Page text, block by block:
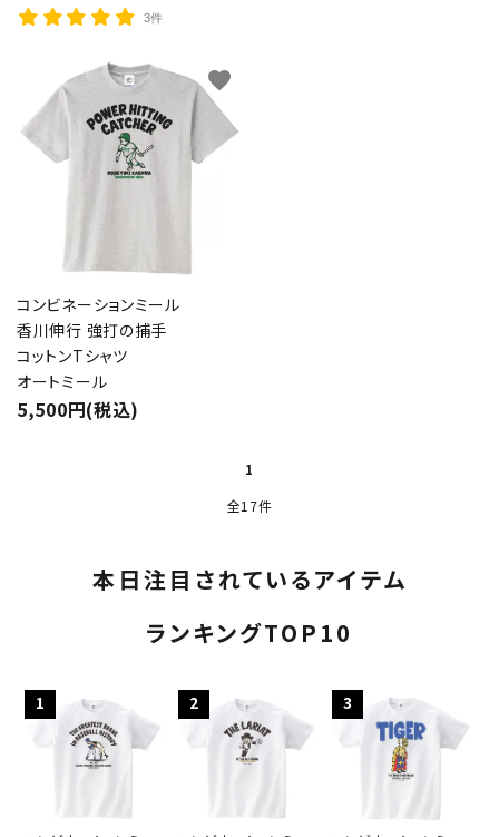
3件
コンビネーションミール
香川伸行 強打の捕手
コットンTシャツ
オートミール
5,500円(税込)
favorite
1
全17件
本日注目されているアイテム
ランキングTOP10
1 2 3